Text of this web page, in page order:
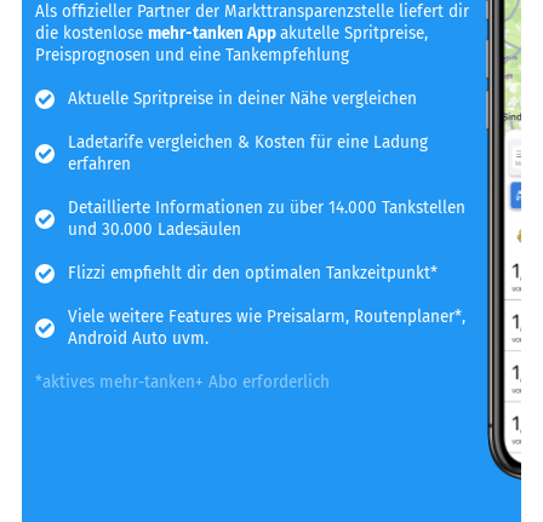
Als offizieller Partner der Markttransparenzstelle liefert dir
die kostenlosemehr-tanken Appakutelle Spritpreise,
Preisprognosen und eine Tankempfehlung
Aktuelle Spritpreise in deiner Nähe vergleichen
Ladetarife vergleichen & Kosten für eine Ladung
erfahren
Detaillierte Informationen zu über 14.000 Tankstellen
und 30.000 Ladesäulen
Flizzi empfiehlt dir den optimalen Tankzeitpunkt*
Viele weitere Features wie Preisalarm, Routenplaner*,
Android Auto uvm.
*aktives mehr-tanken+ Abo erforderlich